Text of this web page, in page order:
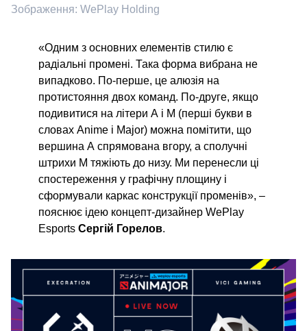
Зображення: WePlay Holding
«Одним з основних елементів стилю є
радіальні промені. Така форма вибрана не
випадково. По-перше, це алюзія на
протистояння двох команд. По-друге, якщо
подивитися на літери А і М (перші букви в
словах Anime і Major) можна помітити, що
вершина А спрямована вгору, а сполучні
штрихи М тяжіють до низу. Ми перенесли ці
спостереження у графічну площину і
сформували каркас конструкції променів», –
пояснює ідею концепт-дизайнер WePlay
Esports Сергій Горелов.